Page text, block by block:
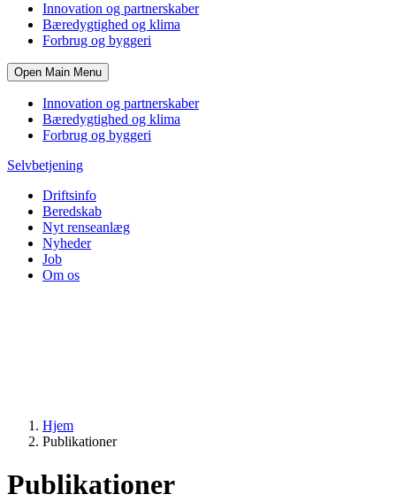
Innovation og partnerskaber
Bæredygtighed og klima
Forbrug og byggeri
Open Main Menu
Innovation og partnerskaber
Bæredygtighed og klima
Forbrug og byggeri
Selvbetjening
Driftsinfo
Beredskab
Nyt renseanlæg
Nyheder
Job
Om os
Hjem
Publikationer
Publikationer